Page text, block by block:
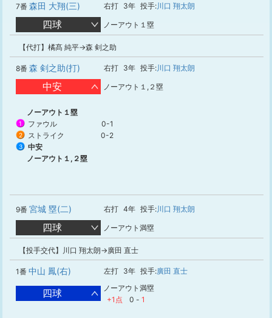
7番 森田 大翔(三) 右打 3年 投手:川口 翔太朗
四球 ノーアウト１塁
【代打】橘髙 純平→森 剣之助
8番 森 剣之助(打) 右打 3年 投手:川口 翔太朗
中安 ノーアウト１,２塁
ノーアウト１塁
1 ファウル 0-1
2 ストライク 0-2
3
中安
ノーアウト１,２塁
9番 宮城 塁(二) 右打 4年 投手:川口 翔太朗
四球 ノーアウト満塁
【投手交代】川口 翔太朗→廣田 直士
1番 中山 鳳(右) 左打 3年 投手:廣田 直士
四球
ノーアウト満塁
+1点
0 - 1